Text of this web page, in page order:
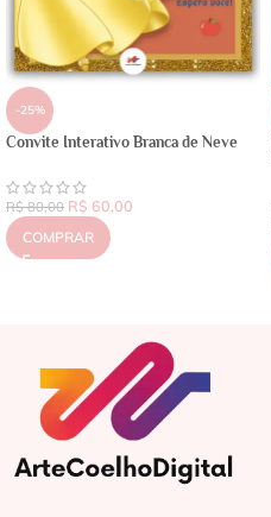
-25%
Convite Interativo Branca de Neve
R$80,00 R$ 60,00
COMPRAR